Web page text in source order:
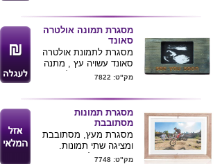
.
ניתן להדפיס לוגו ע"ג
המוצר .
מסגרת תמונה אולטרה
סאונד
מסגרת לתמונת אולטרה
סאונד עשויה עץ , מתנה
מיוחדת ומקורית לאישה
קיים ב-4 דגמים לבחירה
מידות : 20X12X1.5 ס"מ
ס"מ
ניתן להדפיס הקדשה או
לוגו .
מק"ט: 7822
מסגרת תמונות
מסתובבת
מסגרת מעץ, מסתובבת
ומציגה שתי תמונות.
מסגרת יעילה ואפקטיבית-
מק"ט: 7748